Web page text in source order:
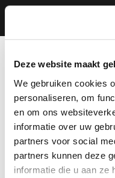
Deze website maakt
We gebruiken cookies
personaliseren, om
en om ons
informatie over uw
partners voor social
partners kunnen deze
informatie die u aan ze